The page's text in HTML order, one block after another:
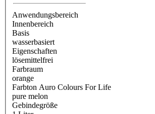
Anwendungsbereich
Innenbereich
Basis
wasserbasiert
Eigenschaften
lösemittelfrei
Farbraum
orange
Farbton Auro Colours For Life
pure melon
Gebindegröße